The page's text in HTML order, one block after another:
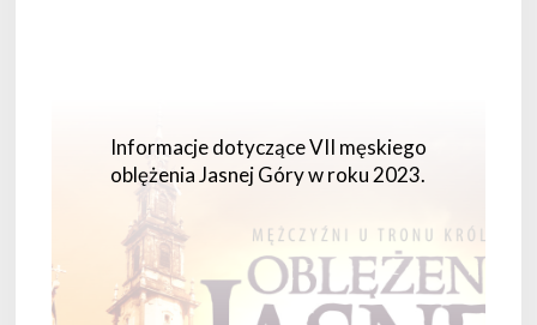
Informacje dotyczące VII męskiego
oblężenia Jasnej Góry w roku 2023.